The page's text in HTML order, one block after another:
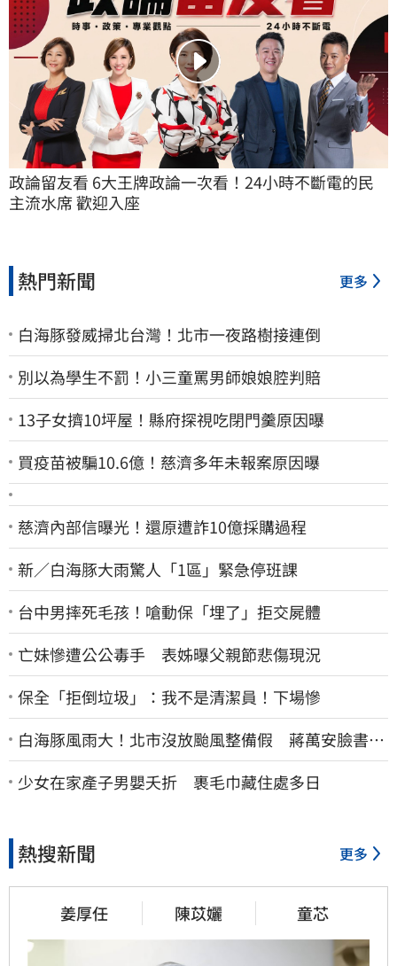
政論留友看 6大王牌政論一次看！24小時不斷電的民
主流水席 歡迎入座
熱門新聞 更多
白海豚發威掃北台灣！北市一夜路樹接連倒
別以為學生不罰！小三童罵男師娘娘腔判賠
13子女擠10坪屋！縣府探視吃閉門羹原因曝
買疫苗被騙10.6億！慈濟多年未報案原因曝
慈濟內部信曝光！還原遭詐10億採購過程
新／白海豚大雨驚人「1區」緊急停班課
台中男摔死毛孩！嗆動保「埋了」拒交屍體
亡妹慘遭公公毒手 表姊曝父親節悲傷現況
保全「拒倒垃圾」：我不是清潔員！下場慘
白海豚風雨大！北市沒放颱風整備假 蔣萬安臉書遭
網友灌爆：標準在哪？
少女在家產子男嬰夭折 裹毛巾藏住處多日
熱搜新聞 更多
姜厚任 陳苡孋 童芯